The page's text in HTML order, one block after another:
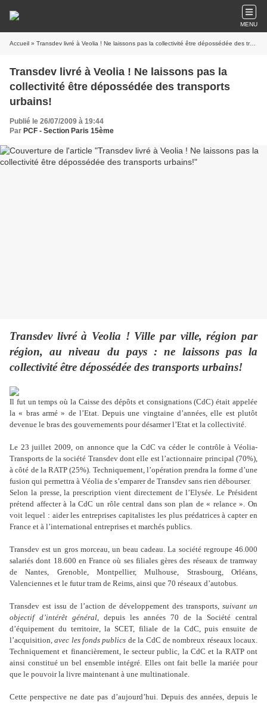
MENU
Accueil » Transdev livré à Veolia ! Ne laissons pas la collectivité être dépossédée des transports urbains!
Transdev livré à Veolia ! Ne laissons pas la
collectivité être dépossédée des transports
urbains!
Publié le 26/07/2009 à 19:44
Par PCF - Section Paris 15ème
Transdev livré à Veolia ! Ville par ville, région par
région, au niveau du pays : ne laissons pas la
collectivité être dépossédée des transports urbains!
Il fut un temps où la Caisse des dépôts et consignations (CdC) était appelée
la « bras armé » de l’Etat. Depuis une vingtaine d’années, elle est plutôt
devenue le bras des gouvernements pour désarmer l’Etat et la collectivité.
Le 23 juillet 2009, on annonce que la CdC va céder le contrôle à Véolia-
Transports de la société Transdev dont elle est l’actionnaire principal (70%),
à côté de la RATP (25%). Techniquement, l’opération prendra la forme d’une
fusion qui permettra à Véolia de s’emparer de Transdev sans rien débourser.
Selon la presse, la prescription vient directement de l’Elysée. Le Président
prétend affecter à la CdC un rôle central dans son plan de « relance ». On
voit lequel : aider les entreprises capitalistes les plus prédatrices à capter en
France et à l’international entreprises et marchés publics.
Transdev est un gros morceau, un beau cadeau. La société regroupe 46.000
salariés dont 18.600 en France où ses filiales gères des réseaux de tramway
de Nantes, Grenoble, Montpellier, Mulhouse, Strasbourg, Orléans,
Valenciennes et le futur tram de Reims, ainsi que 70 réseaux d’autobus.
Transdev est issu de l’action de développement des transports, suivant un
objectif d’intérêt général, depuis les années 70 de la Société central
d’équipement du territoire, la SCET, filiale de la CdC, puis ensuite de
l’acquisition,avec les fonds publics de la CdC de nombreux réseaux locaux.
Techniquement et financièrement, le secteur public, la CdC et la RATP ont
ainsi constitué un bel ensemble intégré. Elles ont fait belle la mariée pour
que le pouvoir la livre maintenant à une multinationale.
Cette perspective ne date pas d’aujourd’hui. Depuis des années, depuis le